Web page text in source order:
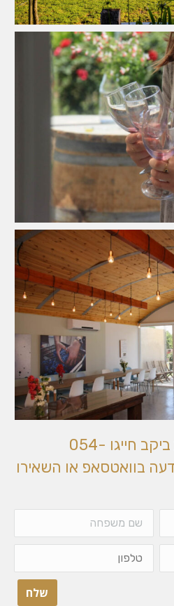
למידע נוסף על אירוע ביקב חייגו 054-
הודעה בוואטסאפ או השאירו